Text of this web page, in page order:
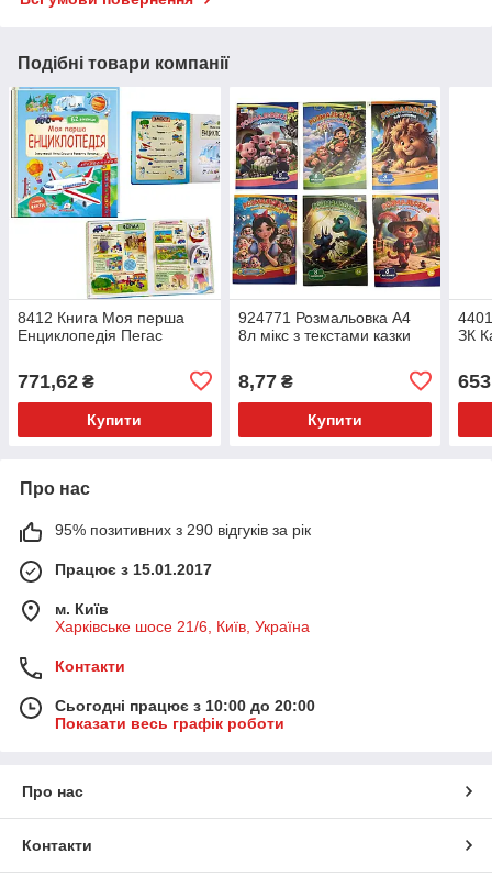
Подібні товари компанії
8412 Книга Моя перша
Енциклопедія Пегас
771,62 ₴
Купити
924771 Розмальовка А4
8л мікс з текстами казки
8,77₴
Купити
ЗК
Про нас
95% позитивних з 290 відгуків за рік
Працює з 15.01.2017
м. Київ
Харківське шосе 21/6, Київ, Україна
Контакти
Сьогодні працює з 10:00 до 20:00
Показати весь графік роботи
Про нас
Контакти